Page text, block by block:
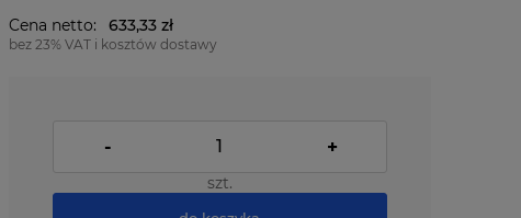
Cena netto: 633,33 zł
bez 23% VAT i kosztów dostawy
- +
szt.